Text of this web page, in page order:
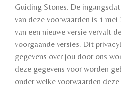
Guiding Stones. De
van deze voorwaarden is 1
van een nieuwe versie vervalt
voorgaande versies. Dit
gegevens over jou door ons
deze gegevens voor worden
onder welke voorwaarden